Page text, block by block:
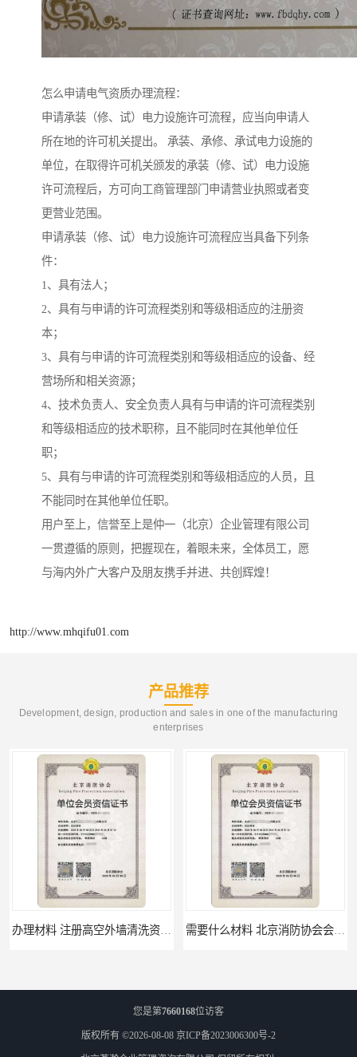
怎么申请电气资质办理流程：
申请承装（修、试）电力设施许可流程，应当向申请人
所在地的许可机关提出。 承装、承修、承试电力设施的
单位，在取得许可机关颁发的承装（修、试）电力设施
许可流程后，方可向工商管理部门申请营业执照或者变
更营业范围。
申请承装（修、试）电力设施许可流程应当具备下列条
件：
1、具有法人；
2、具有与申请的许可流程类别和等级相适应的注册资
本；
3、具有与申请的许可流程类别和等级相适应的设备、经
营场所和相关资源；
4、技术负责人、安全负责人具有与申请的许可流程类别
和等级相适应的技术职称，且不能同时在其他单位任
职；
5、具有与申请的许可流程类别和等级相适应的人员，且
不能同时在其他单位任职。
用户至上，信誉至上是仲一（北京）企业管理有限公司
一贯遵循的原则，把握现在，着眼未来，全体员工，愿
与海内外广大客户及朋友携手并进、共创辉煌！
http://www.mhqifu01.com
产品推荐
Development, design, production and sales in one of the manufacturing
enterprises
您是第7660168位访客
版权所有 ©2026-08-08 京ICP备2023006300号-2